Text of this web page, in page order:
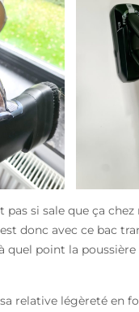
pas si sale que ça
donc avec ce bac
quel point la poussière
relative légèreté en